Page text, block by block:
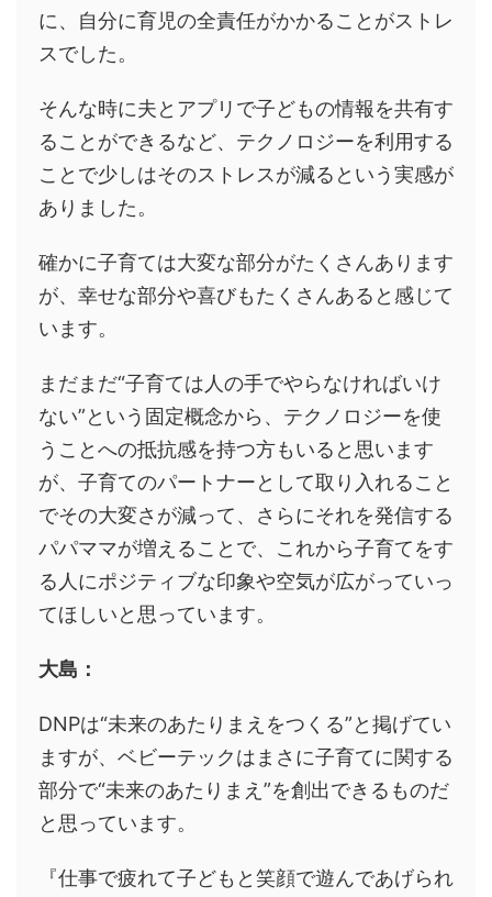
に、自分に育児の全責任がかかることがストレ
スでした。
そんな時に夫とアプリで子どもの情報を共有す
ることができるなど、テクノロジーを利用する
ことで少しはそのストレスが減るという実感が
ありました。
確かに子育ては大変な部分がたくさんあります
が、幸せな部分や喜びもたくさんあると感じて
います。
まだまだ“子育ては人の手でやらなければいけ
ない”という固定概念から、テクノロジーを使
うことへの抵抗感を持つ方もいると思います
が、子育てのパートナーとして取り入れること
でその大変さが減って、さらにそれを発信する
パパママが増えることで、これから子育てをす
る人にポジティブな印象や空気が広がっていっ
てほしいと思っています。
大島：
DNPは“未来のあたりまえをつくる”と掲げてい
ますが、ベビーテックはまさに子育てに関する
部分で“未来のあたりまえ”を創出できるものだ
と思っています。
『仕事で疲れて子どもと笑顔で遊んであげられ